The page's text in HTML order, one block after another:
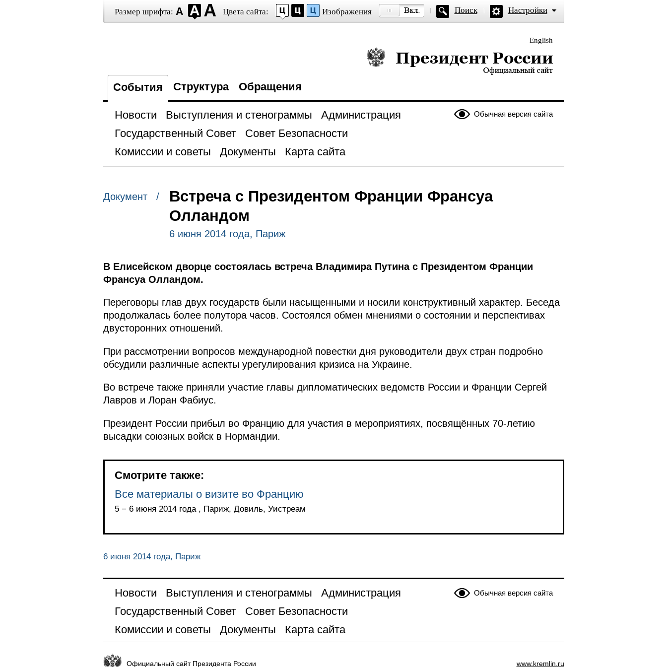
Размер шрифта: Цвета сайта: Изображения Поиск Настройки
English
Президент России — официальный сайт
События Структура Обращения
Обычная версия сайта
Новости Выступления и стенограммы
Администрация
Государственный Совет
Совет Безопасности
Комиссии и советы
Документы Карта сайта
Документ /
Встреча с Президентом Франции Франсуа
Олландом
6 июня 2014 года, Париж
В Елисейском дворце состоялась встреча Владимира Путина с Президентом Франции
Франсуа Олландом.
Переговоры глав двух государств были насыщенными и носили конструктивный характер. Беседа
продолжалась более полутора часов. Состоялся обмен мнениями о состоянии и перспективах
двусторонних отношений.
При рассмотрении вопросов международной повестки дня руководители двух стран подробно
обсудили различные аспекты урегулирования кризиса на Украине.
Во встрече также приняли участие главы дипломатических ведомств России и Франции Сергей
Лавров и Лоран Фабиус.
Президент России прибыл во Францию для участия в мероприятиях, посвящённых 70-летию
высадки союзных войск в Нормандии.
Смотрите также:
Все материалы о визите во Францию
5 − 6 июня 2014 года , Париж, Довиль, Уистреам
6 июня 2014 года, Париж
Обычная версия сайта
Новости Выступления и стенограммы
Администрация
Государственный Совет
Совет Безопасности
Комиссии и советы
Документы Карта сайта
Официальный сайт Президента России www.kremlin.ru